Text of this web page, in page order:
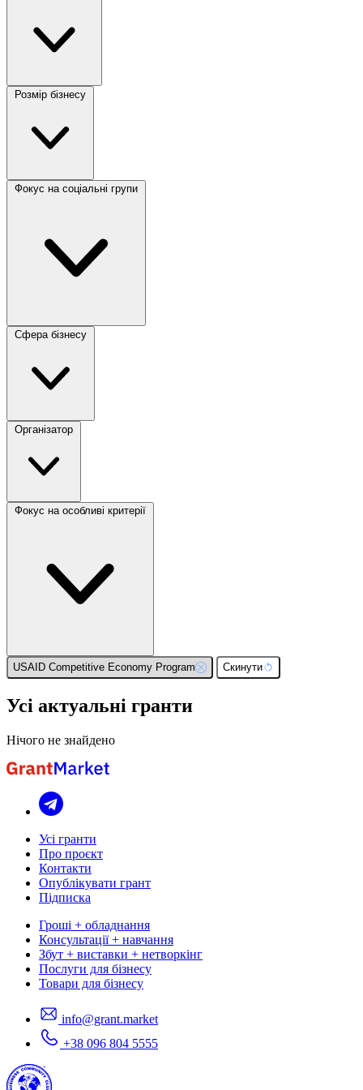
Розмір бізнесу
Фокус на соціальні групи
Сфера бізнесу
Організатор
Фокус на особливі критерії
USAID Competitive Economy Program Скинути
Усі актуальні гранти
Нічого не знайдено
Усі гранти
Про проєкт
Контакти
Опублікувати грант
Підписка
Гроші + обладнання
Консультації + навчання
Збут + виставки + нетворкінг
Послуги для бізнесу
Товари для бізнесу
info@grant.market
+38 096 804 5555